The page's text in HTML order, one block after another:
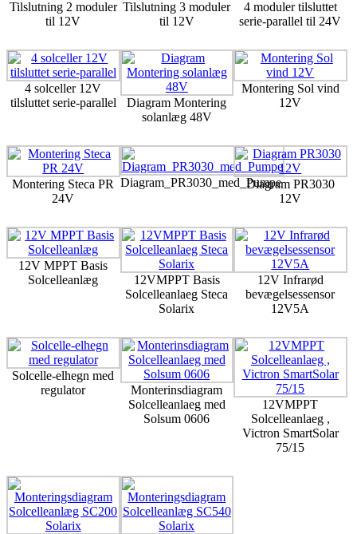
Tilslutning 2 moduler
til 12V
Tilslutning 3 moduler
til 12V
4 moduler tilsluttet
serie-parallel til 24V
4 solceller 12V
tilsluttet serie-parallel
Diagram Montering
solanlæg 48V
Montering Sol vind
12V
Montering Steca PR
24V
Diagram_PR3030_med_PumpeDiagram PR3030
12V
12V MPPT Basis
Solcelleanlæg
12VMPPT Basis
Solcelleanlaeg Steca
Solarix
12V Infrarød
bevægelsessensor
12V5A
Solcelle-elhegn med
regulator
Monterinsdiagram
Solcelleanlaeg med
Solsum 0606
12VMPPT
Solcelleanlaeg ,
Victron SmartSolar
75/15